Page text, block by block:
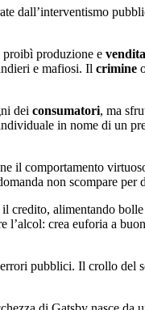
dall’interventismo
produzione e
e mafiosi. Il crimine
dei consumatori, ma
in nome di un
il comportamento
non scompare per
credito, alimentando
l’alcol: crea euforia a
pubblici. Il crollo del